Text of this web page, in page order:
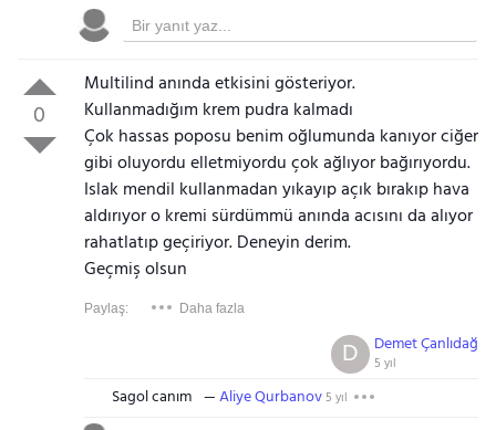
0
Multilind anında etkisini gösteriyor.
Kullanmadığım krem pudra kalmadı
Çok hassas poposu benim oğlumunda kanıyor ciğer
gibi oluyordu elletmiyordu çok ağlıyor bağırıyordu.
Islak mendil kullanmadan yıkayıp açık bırakıp hava
aldırıyor o kremi sürdümmü anında acısını da alıyor
rahatlatıp geçiriyor. Deneyin derim.
Geçmiş olsun
Paylaş: Daha fazla
Demet Çanlıdağ
5 yıl
D
Sagol canım Aliye Qurbanov5 yıl